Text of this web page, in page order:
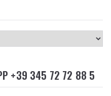
+39 345 72 72 88 5